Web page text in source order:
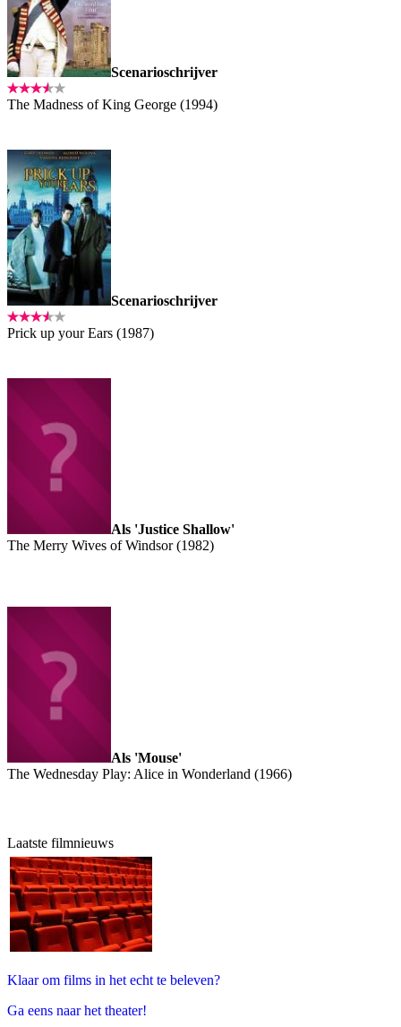
Scenarioschrijver
The Madness of King George (1994)
Scenarioschrijver
Prick up your Ears (1987)
Als 'Justice Shallow'
The Merry Wives of Windsor (1982)
Als 'Mouse'
The Wednesday Play: Alice in Wonderland (1966)
Laatste filmnieuws
Klaar om films in het echt te beleven?
Ga eens naar het theater!